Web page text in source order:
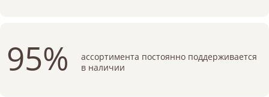
95%
ассортимента постоянно поддерживается
в наличии